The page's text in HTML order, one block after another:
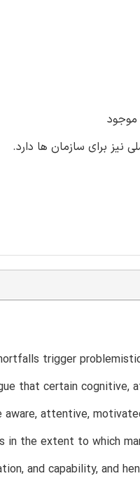
trigger
that certain cognitive,
attentive,
in the extent to which
and capability, and